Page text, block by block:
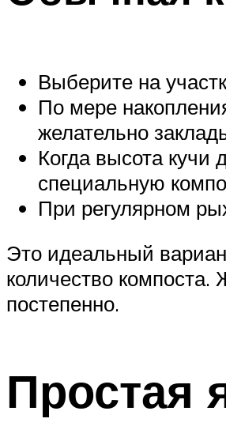
Выберите на
По мере
желательно
Когда высота кучи
специальную
При регулярном
Это идеальный
количество компоста.
постепенно.
Простая